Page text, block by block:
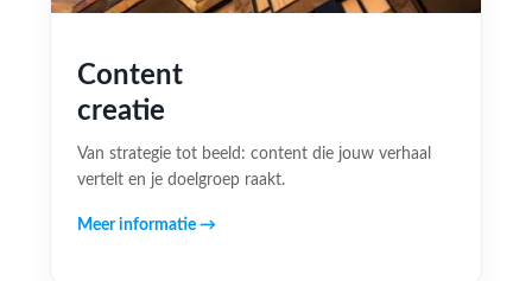
Content
creatie
Van strategie tot beeld: content die jouw verhaal
vertelt en je doelgroep raakt.
Meer informatie →